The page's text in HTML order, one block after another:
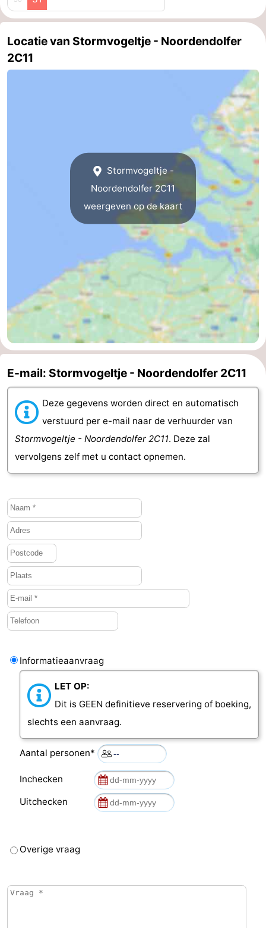
Zeeland
Schouwen-
Duiveland
-
van
Schouwen
Veere
-
Natuur
Oranjezon
-
Oostkapelle
-
de
Mantelingen
Domburg
Westkapelle
Natuur
Walcherse
bos
-
Dishoek
-
Vlissingen
-
Middelburg
Zeeuws-
Vlaanderen
-
Nieuwvliet
-
Cadzand
-
Natuur
Zwin
Weer
Locatie van Stormvogeltje - Noordendolfer
2C11
Stormvogeltje -
Noordendolfer 2C11
weergeven op de kaart
E-mail: Stormvogeltje - Noordendolfer 2C11
Deze gegevens worden direct en automatisch
verstuurd per e-mail naar de verhuurder van
Stormvogeltje - Noordendolfer 2C11. Deze zal
vervolgens zelf met u contact opnemen.
Informatieaanvraag
LET OP:
Dit is GEEN definitieve reservering of boeking,
slechts een aanvraag.
Aantal personen*
Inchecken
Uitchecken
Overige vraag